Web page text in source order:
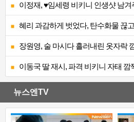
이정재, ♥임세령 비키니 인생샷 남
혜리 과감하게 벗었다, 탄수화물 끊
장원영, 술 마시다 흘러내린 옷자락
이동국 딸 재시, 파격 비키니 자태
뉴스엔TV